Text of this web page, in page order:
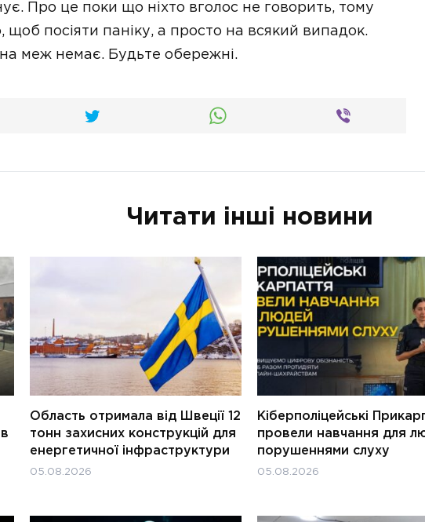
Про це поки що ніхто вголос не говорить, тому
посіяти паніку, а просто на всякий випадок.
меж немає. Будьте обережні.
Читати інші новини
Область отримала від Швеції 12
тонн захисних конструкцій для
енергетичної інфраструктури
05.08.2026
Кіберполіцейські
провели навчання для
порушеннями слуху
05.08.2026